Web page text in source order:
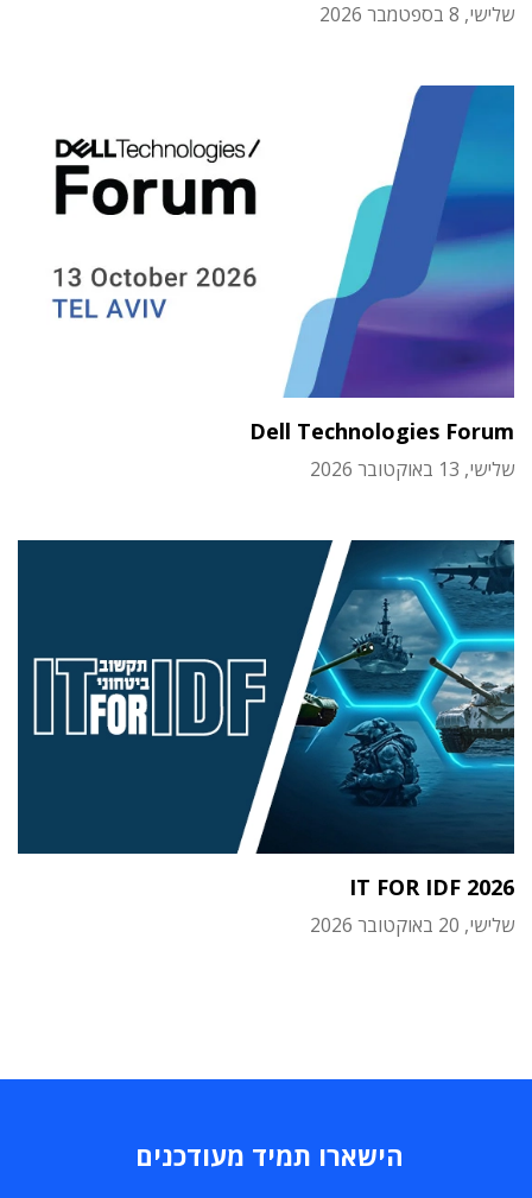
שלישי, 8 בספטמבר 2026
Dell Technologies Forum
שלישי, 13 באוקטובר 2026
IT FOR IDF 2026
שלישי, 20 באוקטובר 2026
הישארו תמיד מעודכנים